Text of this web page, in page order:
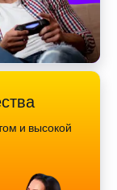
и высокой